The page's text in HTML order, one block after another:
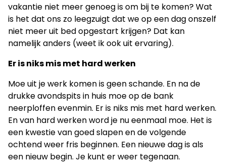
vakantie niet meer genoeg is om bij te komen? Wat
is het dat ons zo leegzuigt dat we op een dag onszelf
niet meer uit bed opgestart krijgen? Dat kan
namelijk anders (weet ik ook uit ervaring).
Er is niks mis met hard werken
Moe uit je werk komen is geen schande. En na de
drukke avondspits in huis moe op de bank
neerploffen evenmin. Er is niks mis met hard werken.
En van hard werken word je nu eenmaal moe. Het is
een kwestie van goed slapen en de volgende
ochtend weer fris beginnen. Een nieuwe dag is als
een nieuw begin. Je kunt er weer tegenaan.